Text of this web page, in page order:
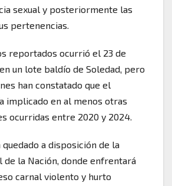
sexual y posteriormente las
pertenencias.
reportados ocurrió el 23 de
un lote baldío de Soledad, pero
han constatado que el
implicado en al menos otras
ocurridas entre 2020 y 2024.
quedado a disposición de la
de la Nación, donde enfrentará
carnal violento y hurto